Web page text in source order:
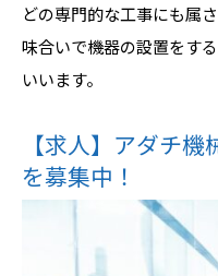
どの専門的な工事にも属
味合いで機器の設置をす
いいます。
【求人】アダチ
を募集中！